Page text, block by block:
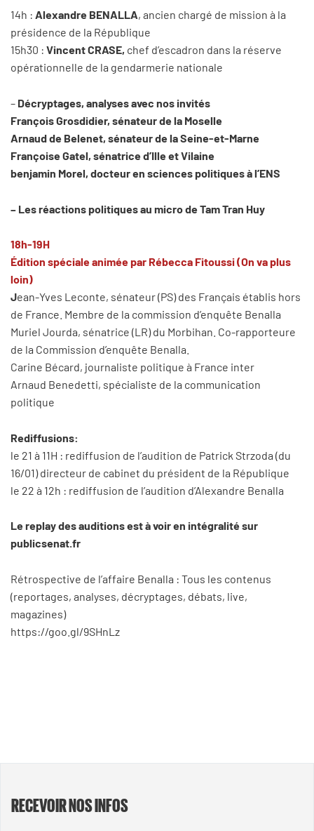
14h : Alexandre BENALLA, ancien chargé de mission à la
présidence de la République
15h30 : Vincent CRASE, chef d’escadron dans la réserve
opérationnelle de la gendarmerie nationale
– Décryptages, analyses avec nos invités
François Grosdidier, sénateur de la Moselle
Arnaud de Belenet, sénateur de la Seine-et-Marne
Françoise Gatel, sénatrice d’Ille et Vilaine
benjamin Morel, docteur en sciences politiques à l’ENS
– Les réactions politiques au micro de Tam Tran Huy
18h-19H
Édition spéciale animée par Rébecca Fitoussi (On va plus
loin)
Jean-Yves Leconte, sénateur (PS) des Français établis hors
de France. Membre de la commission d’enquête Benalla
Muriel Jourda, sénatrice (LR) du Morbihan. Co-rapporteure
de la Commission d’enquête Benalla.
Carine Bécard, journaliste politique à France inter
Arnaud Benedetti, spécialiste de la communication
politique
Rediffusions:
le 21 à 11H : rediffusion de l’audition de Patrick Strzoda (du
16/01) directeur de cabinet du président de la République
le 22 à 12h : rediffusion de l’audition d’Alexandre Benalla
Le replay des auditions est à voir en intégralité sur
publicsenat.fr
Rétrospective de l’affaire Benalla : Tous les contenus
(reportages, analyses, décryptages, débats, live,
magazines)
https://goo.gl/9SHnLz
RECEVOIR NOS INFOS